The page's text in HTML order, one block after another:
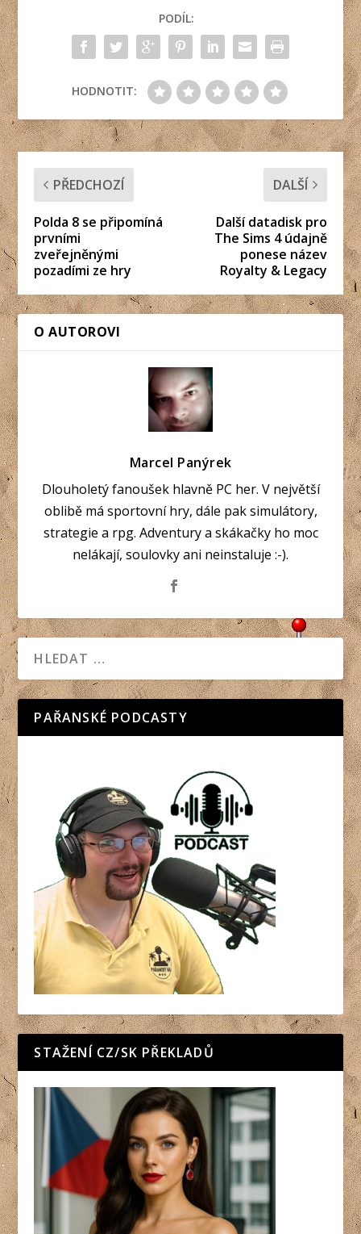
PODÍL:
HODNOTIT:
PŘEDCHOZÍ
Polda 8 se připomíná
prvními
zveřejněnými
pozadími ze hry
DALŠÍ
Další datadisk pro
The Sims 4 údajně
ponese název
Royalty & Legacy
O AUTOROVI
Marcel Panýrek
Dlouholetý fanoušek hlavně PC her. V největší
oblibě má sportovní hry, dále pak simulátory,
strategie a rpg. Adventury a skákačky ho moc
nelákají, soulovky ani neinstaluje :-).
PAŘANSKÉ PODCASTY
STAŽENÍ CZ/SK PŘEKLADŮ